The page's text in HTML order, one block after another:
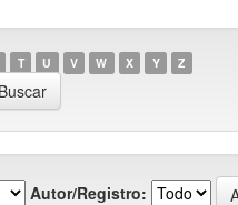
T U V W X Y Z
Autor/Registro: